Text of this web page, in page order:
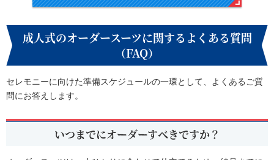
成人式のオーダースーツに関するよくある質問
（FAQ）
セレモニーに向けた準備スケジュールの一環として、よくあるご質
問にお答えします。
いつまでにオーダーすべきですか？